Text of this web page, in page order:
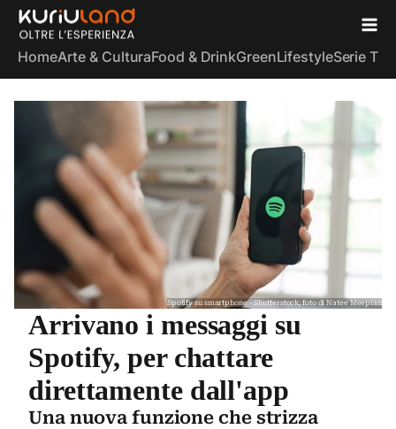
HomeArte & CulturaFood & DrinkGreenLifestyleSerie TV
Spotify su smartphone - Shutterstock, foto di Natee Meepian
Arrivano i messaggi su
Spotify, per chattare
direttamente dall'app
Una nuova funzione che strizza